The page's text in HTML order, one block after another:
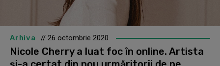
Arhiva // 26 octombrie 2020
Nicole Cherry a luat foc în online. Artista